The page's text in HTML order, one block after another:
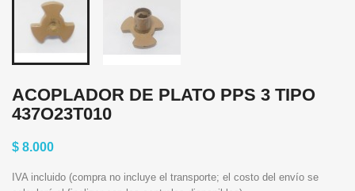
ACOPLADOR DE PLATO PPS 3 TIPO
437O23T010
$ 8.000
IVA incluido (compra no incluye el transporte; el costo del envío se